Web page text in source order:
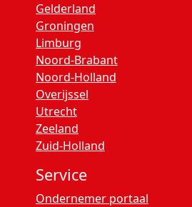
Gelderland
Groningen
Limburg
Noord-Brabant
Noord-Holland
Overijssel
Utrecht
Zeeland
Zuid-Holland
Service
Ondernemer portaal